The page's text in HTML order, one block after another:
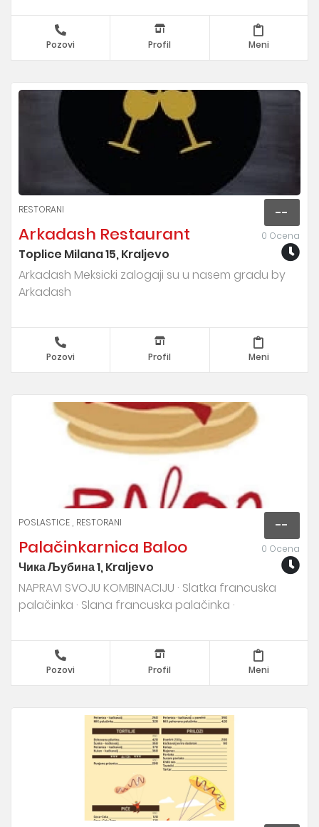
Pozovi Profil Meni
--
0 Ocena
RESTORANI
Arkadash Restaurant
Toplice Milana 15, Kraljevo
Arkadash Meksicki zalogaji su u nasem gradu by
Arkadash
Pozovi Profil Meni
--
0 Ocena
POSLASTICE RESTORANI
Palačinkarnica Baloo
Чика Љубина 1, Kraljevo
NAPRAVI SVOJU KOMBINACIJU · Slatka francuska
palačinka · Slana francuska palačinka ·
Pozovi Profil Meni